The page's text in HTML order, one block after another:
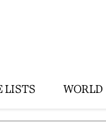
LISTS WORLD